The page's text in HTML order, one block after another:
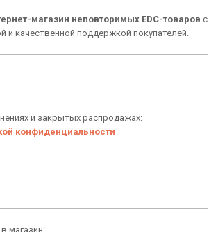
магазин неповторимых EDC-товаров с
и качественной поддержкой покупателей.
и закрытых распродажах:
конфиденциальности
магазин: